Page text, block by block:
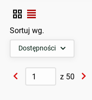
Sortuj wg.
Dostępności
z 50